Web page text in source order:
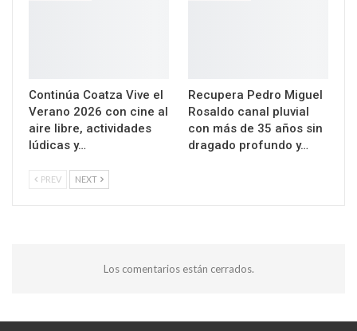
Continúa Coatza Vive el
Verano 2026 con cine al
aire libre, actividades
lúdicas y…
Recupera Pedro Miguel
Rosaldo canal pluvial
con más de 35 años sin
dragado profundo y…
PREV NEXT
Los comentarios están cerrados.